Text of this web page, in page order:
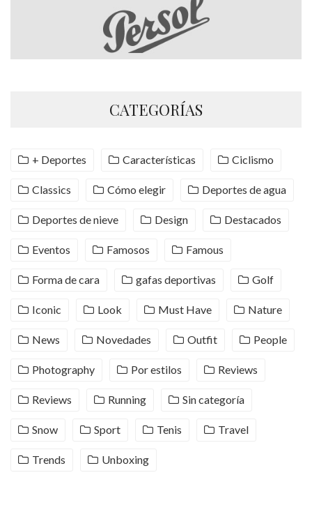
CATEGORÍAS
+ Deportes Características Ciclismo
Classics Cómo elegir Deportes de agua
Deportes de nieve Design Destacados
Eventos Famosos Famous
Forma de cara gafas deportivas Golf
Iconic Look Must Have Nature
News Novedades Outfit People
Photography Por estilos Reviews
Reviews Running Sin categoría
Snow Sport Tenis Travel
Trends Unboxing